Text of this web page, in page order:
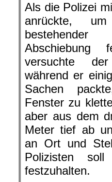
Als die Polizei
anrückte,
Abschiebung
versuchte
während er
Sachen
Fenster zu
aber aus dem
Meter tief ab
an Ort und
Polizisten
festzuhalten.